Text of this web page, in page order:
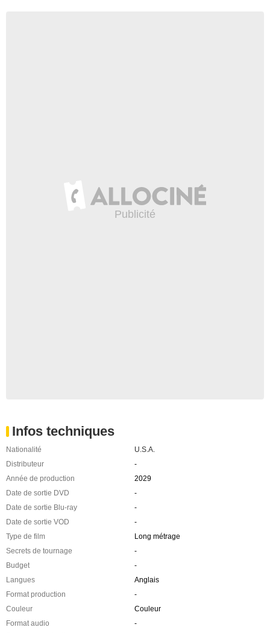
Infos techniques
Nationalité
U.S.A.
Distributeur
-
Année de production
2029
Date de sortie DVD
-
Date de sortie Blu-ray
-
Date de sortie VOD
-
Type de film
Long métrage
Secrets de tournage
-
Budget
-
Langues
Anglais
Format production
-
Couleur
Couleur
Format audio
-